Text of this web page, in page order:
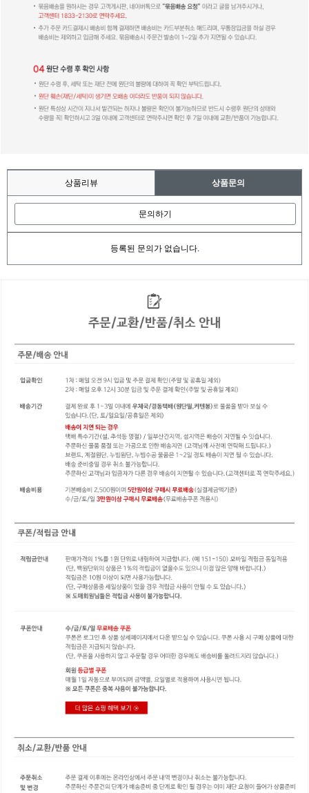
상품리뷰 상품문의
문의하기
등록된 문의가 없습니다.